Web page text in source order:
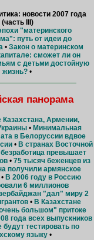
новости 2007 года
(часть III)
"материнского
путь от идеи до
• Закон о материнском
сможет ли он
с детьми достойную
жизнь?•
панорама
Казахстана, Армении,
• Минимальная
в Белоруссии вдвое
• В странах Восточной
превышает
• 75 тысяч беженцев из
получили армянское
• В 2006 году в Россию
6 миллионов
"дал" миру 2
• В Казахстане
большом" притоке
года всех выпускников
будут тестировать по
языку•